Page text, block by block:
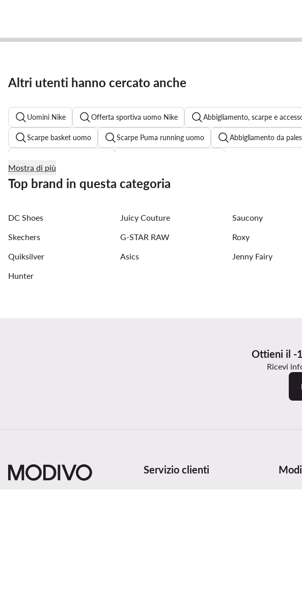
Altri utenti hanno cercato anche
Uomini Nike Offerta sportiva uomo Nike Abbigliamento, scarpe e
Scarpe basket uomo Scarpe Puma running uomo Abbigliamento da
Scarpe da palestra Reebok da uomo
Running Reebok da uomo
Mostra di più
Top brand in questa categoria
DC Shoes Juicy Couture Saucony
Skechers
G-STAR RAW Roxy
Quiksilver
Asics Jenny Fairy
Hunter
Ottieni il -
Ricevi
Servizio clienti